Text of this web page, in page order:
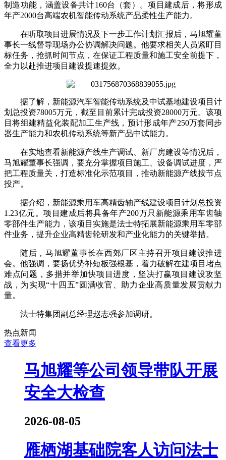
制造功能，涵盖设备共计160台（套）。项目建成后，将形成
年产2000台高端农机智能传动系统产品柔性生产能力。
在听取项目进展情况及下一步工作计划汇报后，马旭耀董
事长一线督导现场办公协调解决问题。他要求相关人员紧盯目
标任务，抢抓时间节点，在保证工程质量和施工安全前提下，
全力以赴推进项目建设提速提效。
据了解，新能源汽车智能传动系统及中试基地建设项目计
划总投资78005万元，截至目前累计完成投资28000万元。该项
目将组建精益化装配加工生产线，预计形成年产250万套同步
器生产能力和农机传动系统等新产品中试能力。
在实地查看新能源产线生产调试、新厂房建设等情况后，
马旭耀董事长强调，要充分掌握项目施工、设备调试进度，严
把工程质量关，打造标准化示范项目，推动新能源产线按节点
投产。
据介绍，新能源乘用车高精齿轴产线建设项目计划总投资
1.23亿元。项目建成后将具备年产200万只新能源乘用车齿轴
零部件生产能力，该项目实施是法士特拓展新能源乘用车零部
件业务，提升企业高精齿轮研发和产业化能力的关键举措。
随后，马旭耀董事长在西郊厂区主持召开项目建设推进
会。他强调，要扬优势补短板强根基，着力破解在建项目堵点
难点问题，多措并举加快项目进度，坚决打赢项目建设攻坚
战，为实现“十四五”圆满收官、助力企业高质量发展贡献力
量。
法士特集团副总经理赵志强参加调研。
热点新闻
查看更多
马旭耀等公司领导带队开展
安全大检查
2026-08-05
雁栖湖基础院客人访问法士